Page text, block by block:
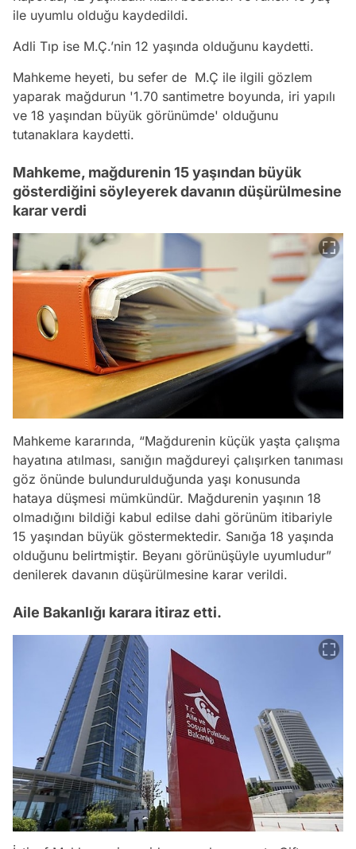
ile uyumlu olduğu kaydedildi.
Adli Tıp ise M.Ç.’nin 12 yaşında olduğunu kaydetti.
Mahkeme heyeti, bu sefer de M.Ç ile ilgili gözlem
yaparak mağdurun '1.70 santimetre boyunda, iri yapılı
ve 18 yaşından büyük görünümde' olduğunu
tutanaklara kaydetti.
Mahkeme, mağdurenin 15 yaşından büyük
gösterdiğini söyleyerek davanın düşürülmesine
karar verdi
Mahkeme kararında, “Mağdurenin küçük yaşta çalışma
hayatına atılması, sanığın mağdureyi çalışırken tanıması
göz önünde bulundurulduğunda yaşı konusunda
hataya düşmesi mümkündür. Mağdurenin yaşının 18
olmadığını bildiği kabul edilse dahi görünüm itibariyle
15 yaşından büyük göstermektedir. Sanığa 18 yaşında
olduğunu belirtmiştir. Beyanı görünüşüyle uyumludur”
denilerek davanın düşürülmesine karar verildi.
Aile Bakanlığı karara itiraz etti.